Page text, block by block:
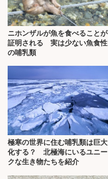
ニホンザルが魚を食べることが
証明される 実は少ない魚食性
の哺乳類
極寒の世界に住む哺乳類は巨大
化する？ 北極海にいるユニー
クな生き物たちを紹介